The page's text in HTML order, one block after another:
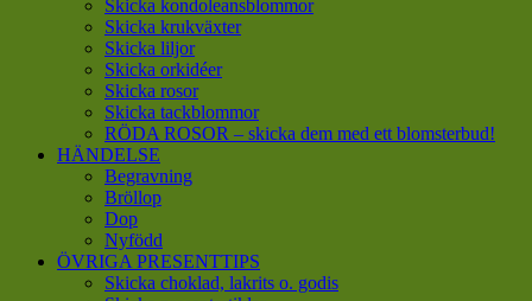
Skicka kondoleansblommor
Skicka krukväxter
Skicka liljor
Skicka orkidéer
Skicka rosor
Skicka tackblommor
RÖDA ROSOR – skicka dem med ett blomsterbud!
HÄNDELSE
Begravning
Bröllop
Dop
Nyfödd
ÖVRIGA PRESENTTIPS
Skicka choklad, lakrits o. godis